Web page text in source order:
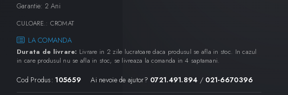
Garantie: 2 Ani
CULOARE.: CROMAT
LA COMANDA
Durata de livrare: Livrare in 2 zile lucratoare daca produsul se afla in stoc. In cazul
in care produsul nu se afla in stoc, se livreaza la comanda in 4 saptamani.
Cod Produs: 105659 Ai nevoie de ajutor? 0721.491.894 / 021-6670396